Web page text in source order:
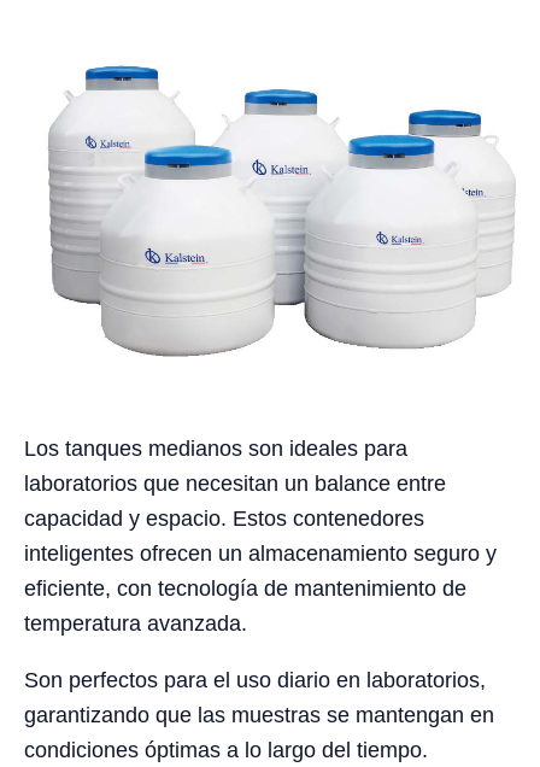
Los tanques medianos son ideales para
laboratorios que necesitan un balance entre
capacidad y espacio. Estos contenedores
inteligentes ofrecen un almacenamiento seguro y
eficiente, con tecnología de mantenimiento de
temperatura avanzada.
Son perfectos para el uso diario en laboratorios,
garantizando que las muestras se mantengan en
condiciones óptimas a lo largo del tiempo.